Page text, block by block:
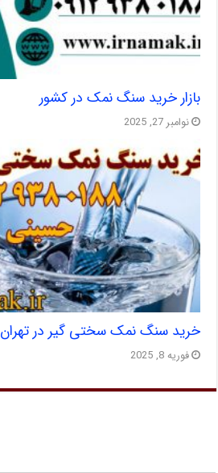
بازار خرید سنگ نمک در کشور
نوامبر 27, 2025
خرید سنگ نمک سختی گیر در تهران
فوریه 8, 2025